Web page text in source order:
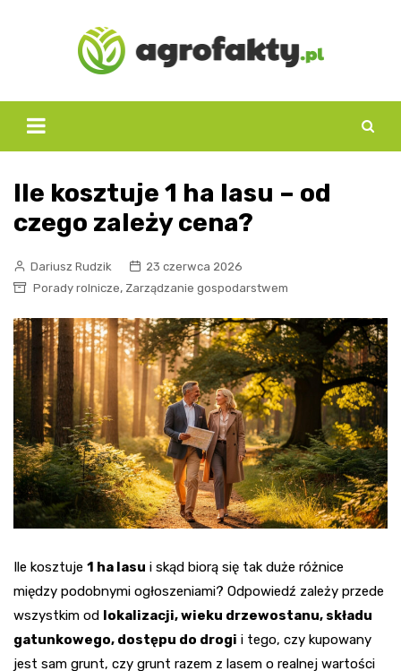
Ile kosztuje 1 ha lasu – od
czego zależy cena?
Dariusz Rudzik
23 czerwca 2026
Porady rolnicze, Zarządzanie gospodarstwem
Ile kosztuje 1 ha lasu i skąd biorą się tak duże różnice
między podobnymi ogłoszeniami? Odpowiedź zależy przede
wszystkim od
lokalizacji, wieku drzewostanu, składu
gatunkowego, dostępu do drogi i tego, czy kupowany
jest sam grunt, czy grunt razem z lasem o realnej wartości